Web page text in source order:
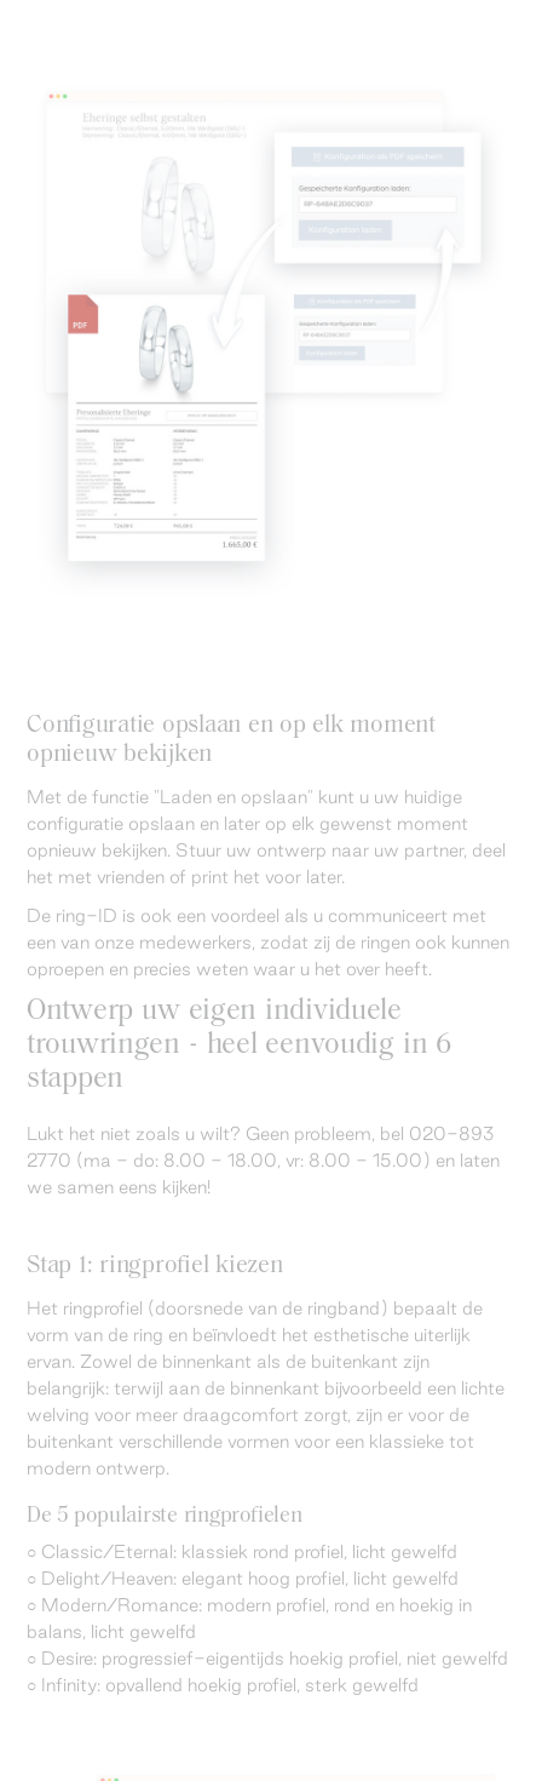
Configuratie opslaan en op elk moment
opnieuw bekijken
Met de functie "Laden en opslaan" kunt u uw huidige
configuratie opslaan en later op elk gewenst moment
opnieuw bekijken. Stuur uw ontwerp naar uw partner, deel
het met vrienden of print het voor later.
De ring-ID is ook een voordeel als u communiceert met
een van onze medewerkers, zodat zij de ringen ook kunnen
oproepen en precies weten waar u het over heeft.
Ontwerp uw eigen individuele
trouwringen - heel eenvoudig in 6
stappen
Lukt het niet zoals u wilt? Geen probleem, bel 020-893
2770 (ma - do: 8.00 - 18.00, vr: 8.00 - 15.00) en laten
we samen eens kijken!
Stap 1: ringprofiel kiezen
Het ringprofiel (doorsnede van de ringband) bepaalt de
vorm van de ring en beïnvloedt het esthetische uiterlijk
ervan. Zowel de binnenkant als de buitenkant zijn
belangrijk: terwijl aan de binnenkant bijvoorbeeld een lichte
welving voor meer draagcomfort zorgt, zijn er voor de
buitenkant verschillende vormen voor een klassieke tot
modern ontwerp.
De 5 populairste ringprofielen
○ Classic/Eternal: klassiek rond profiel, licht gewelfd
○ Delight/Heaven: elegant hoog profiel, licht gewelfd
○ Modern/Romance: modern profiel, rond en hoekig in
balans, licht gewelfd
○ Desire: progressief-eigentijds hoekig profiel, niet gewelfd
○ Infinity: opvallend hoekig profiel, sterk gewelfd